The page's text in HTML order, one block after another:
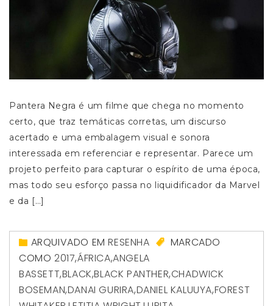
Pantera Negra é um filme que chega no momento
certo, que traz temáticas corretas, um discurso
acertado e uma embalagem visual e sonora
interessada em referenciar e representar. Parece um
projeto perfeito para capturar o espírito de uma época,
mas todo seu esforço passa no liquidificador da Marvel
e da […]
ARQUIVADO EMRESENHA
MARCADO
COMO 2017,ÁFRICA,ANGELA
BASSETT,BLACK,BLACK PANTHER,CHADWICK
BOSEMAN,DANAI GURIRA,DANIEL KALUUYA,FOREST